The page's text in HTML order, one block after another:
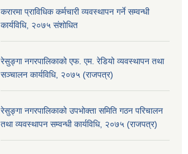
करारमा प्राविधिक कर्मचारी व्यवस्थापन गर्ने सम्वन्धी
कार्यविधि, २०७५ संशोधित
रेसुङ्गा नगरपालिकाको एफ. एम. रेडियो व्यवस्थापन तथा
सञ्चालन कार्यविधि, २०७५ (राजपत्र)
रेसुङ्गा नगरपालिकाको उपभोक्ता समिति गठन परिचालन
तथा व्यवस्थापन सम्वन्धी कार्यविधि, २०७५ (राजपत्र)